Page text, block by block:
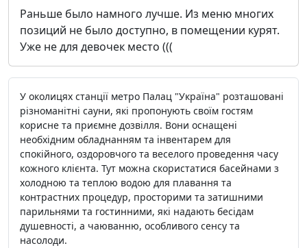
У околицях станції метро Палац "Україна" розташовані
різноманітні сауни, які пропонують своїм гостям
корисне та приємне дозвілля. Вони оснащені
необхідним обладнанням та інвентарем для
спокійного, оздоровчого та веселого проведення часу
кожного клієнта. Тут можна скористатися басейнами з
холодною та теплою водою для плавання та
контрастних процедур, просторими та затишними
парильнями та гостинними, які надають бесідам
душевності, а чаюванню, особливого сенсу та
насолоди.
Раньше было намного лучше. Из меню многих
позиций не было доступно, в помещении курят.
Уже не для девочек место (((